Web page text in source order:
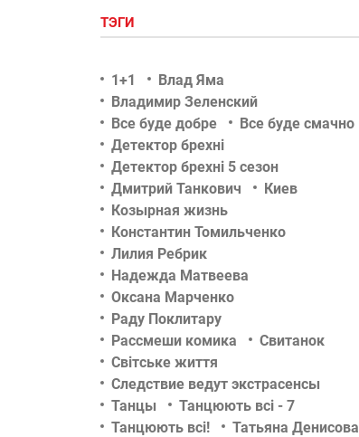
ТЭГИ
1+1
Влад Яма
Владимир Зеленский
Все буде добре
Все буде смачно
Детектор брехні
Детектор брехні 5 сезон
Дмитрий Танкович
Киев
Козырная жизнь
Константин Томильченко
Лилия Ребрик
Надежда Матвеева
Оксана Марченко
Раду Поклитару
Рассмеши комика
Свитанок
Світське життя
Следствие ведут экстрасенсы
Танцы
Танцюють всі - 7
Танцюють всі!
Татьяна Денисова